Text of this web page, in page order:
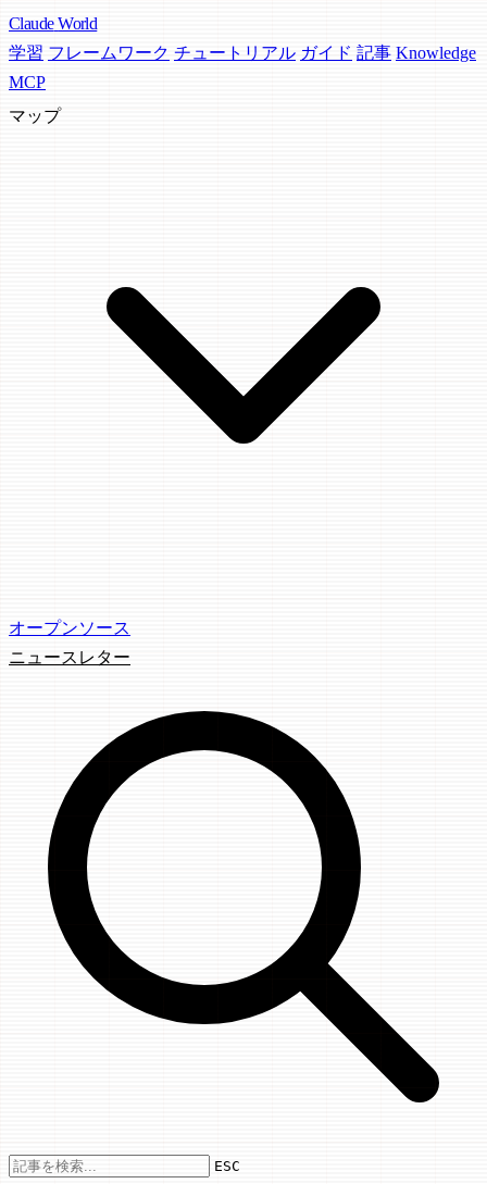
Claude World
学習 フレームワーク チュートリアル ガイド 記事 Knowledge
MCP
マップ
オープンソース
ニュースレター
Use arrow keys to navigate results,
ESC